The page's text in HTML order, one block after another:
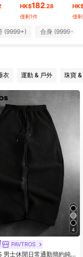
HK$182.28
僅剩1件 僅
(9999+) 合身 (9999+)
衣 運動 & 戶外 珠寶
4
PAVTROS
男士休閒日常通勤簡約純